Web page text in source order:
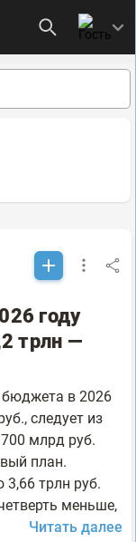
году
трлн —
в 2026
следует из
млрд руб.
план.
трлн руб.
меньше,
Читать далее